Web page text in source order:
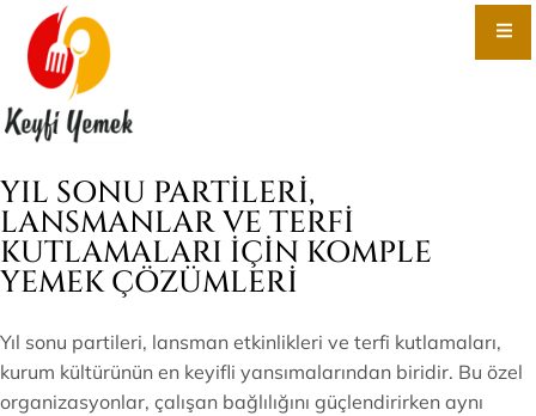
YIL SONU PARTILERI,
LANSMANLAR VE TERFI
KUTLAMALARI İÇIN KOMPLE
YEMEK ÇÖZÜMLERI
Yıl sonu partileri, lansman etkinlikleri ve terfi kutlamaları,
kurum kültürünün en keyifli yansımalarından biridir. Bu özel
organizasyonlar, çalışan bağlılığını güçlendirirken aynı